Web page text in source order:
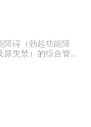
障碍（勃起功能障
尿失禁）的综合管
练治疗、人工支撑
殖整形领域，精通
道下裂修复、隐匿